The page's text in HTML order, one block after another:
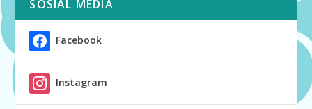
SOSIAL MEDIA
Facebook
Instagram